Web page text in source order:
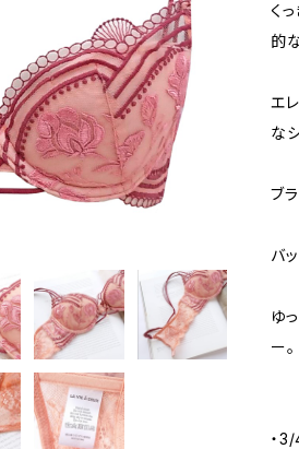
く
的
エ
な
ブ
バ
ゆ
ー。
・